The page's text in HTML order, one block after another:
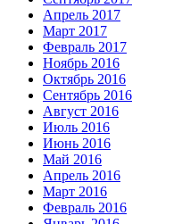
Апрель 2017
Март 2017
Февраль 2017
Ноябрь 2016
Октябрь 2016
Сентябрь 2016
Август 2016
Июль 2016
Июнь 2016
Май 2016
Апрель 2016
Март 2016
Февраль 2016